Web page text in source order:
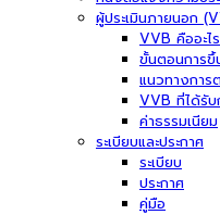
ผู้ประเมินภายนอก
VVB คืออะไร
ขั้นตอนการขึ้
แนวทางการ
VVB ที่ได้รับ
ค่าธรรมเนียม
ระเบียบและประกาศ
ระเบียบ
ประกาศ
คู่มือ